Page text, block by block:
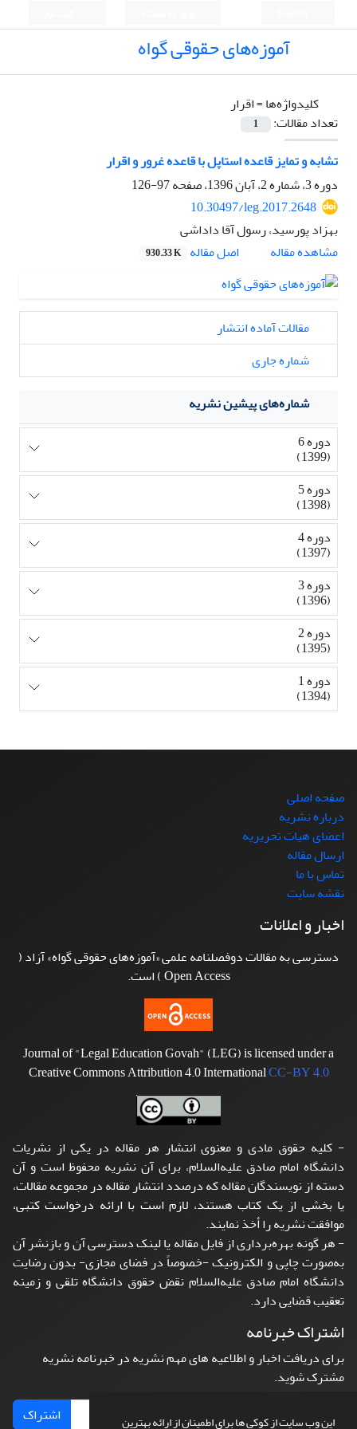
این وب سایت از کوکی ها برای اطمینان از ارائه بهترین
آموزه‌های حقوقی گواه
کلیدواژه‌ها =اقرار
تعداد مقالات:
1
تشابه و تمایز قاعده استاپل با قاعده غرور و اقرار
دوره 3، شماره 2، آبان 1396، صفحه
97-126
10.30497/leg.2017.2648
بهزاد پورسید، رسول آقا داداشی
مشاهده مقاله
اصل مقاله 930.33 K
مقالات آماده انتشار
شماره جاری
شماره‌های پیشین نشریه
دوره 6
(1399)
دوره 5
(1398)
دوره 4
(1397)
دوره 3
(1396)
دوره 2
(1395)
دوره 1
(1394)
صفحه اصلی
درباره نشریه
اعضای هیات تحریریه
ارسال مقاله
تماس با ما
نقشه سایت
اخبار و اعلانات
دسترسی به مقالات دوفصلنامه علمی «آموزه‌های حقوقی گواه» آزاد (
Open Access ) است.
Journal of "Legal Education Govah" (LEG) is licensed under a
Creative Commons Attribution 4.0 InternationalCC-BY 4.0
- کلیه حقوق مادی و معنوی انتشار هر مقاله در یکی از نشریات
دانشگاه امام صادق علیه‌السلام، برای آن نشریه محفوظ است و آن
دسته از نویسندگان مقاله که درصدد انتشار مقاله در مجموعه مقالات،
یا بخشی از یک کتاب هستند، لازم است با ارائه درخواست کتبی،
موافقت نشریه را أخذ نمایند.
- هر گونه بهره‌برداری از فایل مقاله یا لینک دسترسی آن و بازنشر آن
به‌صورت چاپی و الکترونیک -خصوصاً در فضای مجازی- بدون رضایت
دانشگاه امام صادق علیه‌السلام نقض حقوق دانشگاه تلقی و زمینه
تعقیب قضایی دارد.
اشتراک خبرنامه
برای دریافت اخبار و اطلاعیه های مهم نشریه در خبرنامه نشریه
مشترک شوید.
اشتراک